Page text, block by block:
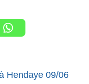
Hendaye 09/06